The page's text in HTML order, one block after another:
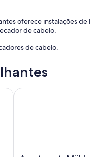
oferece instalações
de cabelo.
de cabelo.
use, garage and
Apartments